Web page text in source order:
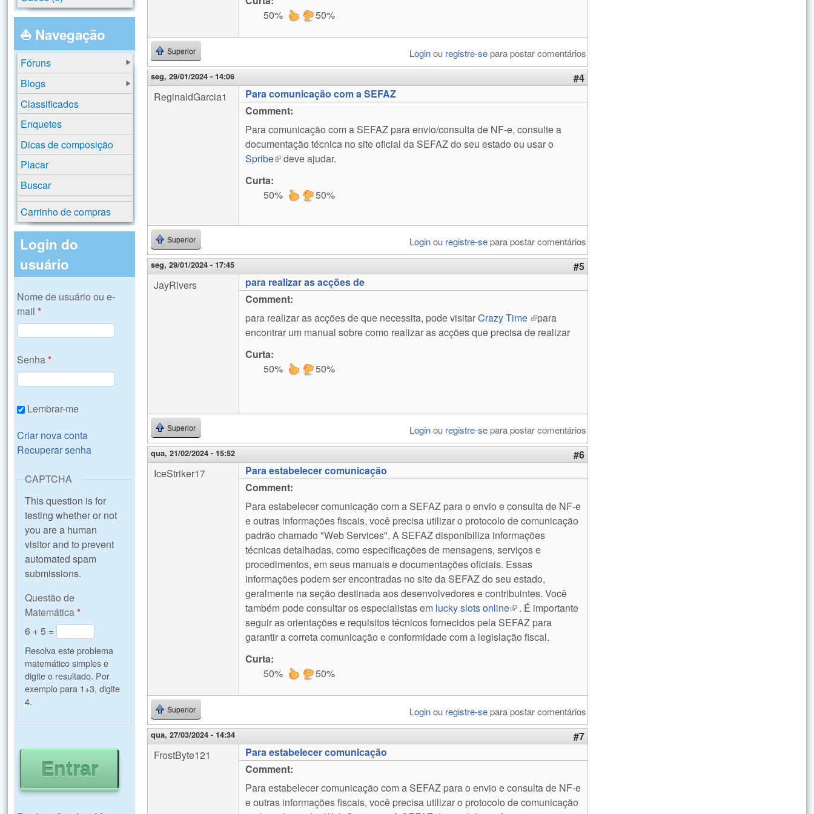
50%
50%
Superior Loginou registre-separa postar comentários
seg, 29/01/2024 - 14:06
#4
ReginaldGarcia1
Para comunicação com a SEFAZ
Comment:
Para comunicação com a SEFAZ para envio/consulta de NF-e, consulte a
documentação técnica no site oficial da SEFAZ do seu estado ou usar o
Spribe(link is external)
deve ajudar.
Curta:
50%
50%
Superior Loginou registre-separa postar comentários
seg, 29/01/2024 - 17:45
#5
JayRivers
para realizar as acções de
Comment:
para realizar as acções de que necessita, pode visitarCrazy Time (link is external)
para
encontrar um manual sobre como realizar as acções que precisa de realizar
Curta:
50%
50%
Superior Loginou registre-separa postar comentários
qua, 21/02/2024 - 15:52
#6
IceStriker17
Para estabelecer comunicação
Comment:
Para estabelecer comunicação com a SEFAZ para o envio e consulta de NF-e
e outras informações fiscais, você precisa utilizar o protocolo de comunicação
padrão chamado "Web Services". A SEFAZ disponibiliza informações
técnicas detalhadas, como especificações de mensagens, serviços e
procedimentos, em seus manuais e documentações oficiais. Essas
informações podem ser encontradas no site da SEFAZ do seu estado,
geralmente na seção destinada aos desenvolvedores e contribuintes. Você
também pode consultar os especialistas em lucky slots online(link is external)
. É importante
seguir as orientações e requisitos técnicos fornecidos pela SEFAZ para
garantir a correta comunicação e conformidade com a legislação fiscal.
Curta:
50%
50%
Superior Loginou registre-separa postar comentários
qua, 27/03/2024 - 14:34
#7
FrostByte121
Para estabelecer comunicação
Comment:
Para estabelecer comunicação com a SEFAZ para o envio e consulta de NF-e
e outras informações fiscais, você precisa utilizar o protocolo de comunicação
⛵ Navegação
Fóruns
Blogs
Classificados
Enquetes
Dicas de composição
Placar
Buscar
Carrinho de compras
Login do
usuário
Nome de usuário ou e-
mail*
Senha*
Lembrar-me
Criar nova conta
Recuperar senha
CAPTCHA
This question is for
testing whether or not
you are a human
visitor and to prevent
automated spam
submissions.
Questão de
Matemática*
6 + 5 =
Resolva este problema
matemático simples e
digite o resultado. Por
exemplo para 1+3, digite
4.